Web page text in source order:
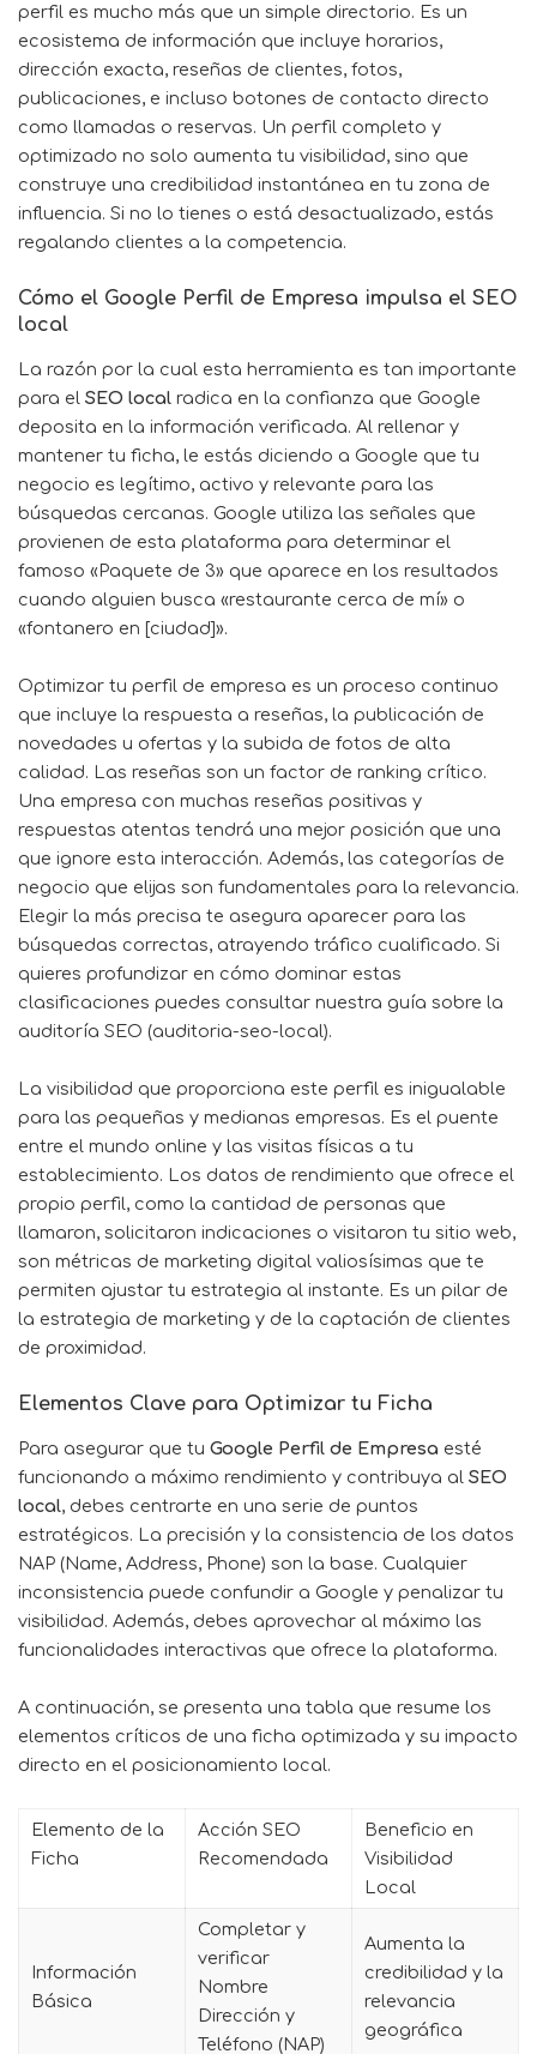
perfil es mucho más que un simple directorio. Es un
ecosistema de información que incluye horarios,
dirección exacta, reseñas de clientes, fotos,
publicaciones, e incluso botones de contacto directo
como llamadas o reservas. Un perfil completo y
optimizado no solo aumenta tu visibilidad, sino que
construye una credibilidad instantánea en tu zona de
influencia. Si no lo tienes o está desactualizado, estás
regalando clientes a la competencia.
Cómo el Google Perfil de Empresa impulsa el SEO
local
La razón por la cual esta herramienta es tan importante
para el SEO local radica en la confianza que Google
deposita en la información verificada. Al rellenar y
mantener tu ficha, le estás diciendo a Google que tu
negocio es legítimo, activo y relevante para las
búsquedas cercanas. Google utiliza las señales que
provienen de esta plataforma para determinar el
famoso «Paquete de 3» que aparece en los resultados
cuando alguien busca «restaurante cerca de mí» o
«fontanero en [ciudad]».
Optimizar tu perfil de empresa es un proceso continuo
que incluye la respuesta a reseñas, la publicación de
novedades u ofertas y la subida de fotos de alta
calidad. Las reseñas son un factor de ranking crítico.
Una empresa con muchas reseñas positivas y
respuestas atentas tendrá una mejor posición que una
que ignore esta interacción. Además, las categorías de
negocio que elijas son fundamentales para la relevancia.
Elegir la más precisa te asegura aparecer para las
búsquedas correctas, atrayendo tráfico cualificado. Si
quieres profundizar en cómo dominar estas
clasificaciones puedes consultar nuestra guía sobre la
auditoría SEO (auditoria-seo-local).
La visibilidad que proporciona este perfil es inigualable
para las pequeñas y medianas empresas. Es el puente
entre el mundo online y las visitas físicas a tu
establecimiento. Los datos de rendimiento que ofrece el
propio perfil, como la cantidad de personas que
llamaron, solicitaron indicaciones o visitaron tu sitio web,
son métricas de marketing digital valiosísimas que te
permiten ajustar tu estrategia al instante. Es un pilar de
la estrategia de marketing y de la captación de clientes
de proximidad.
Elementos Clave para Optimizar tu Ficha
Para asegurar que tu Google Perfil de Empresa esté
funcionando a máximo rendimiento y contribuya al SEO
local, debes centrarte en una serie de puntos
estratégicos. La precisión y la consistencia de los datos
NAP (Name, Address, Phone) son la base. Cualquier
inconsistencia puede confundir a Google y penalizar tu
visibilidad. Además, debes aprovechar al máximo las
funcionalidades interactivas que ofrece la plataforma.
A continuación, se presenta una tabla que resume los
elementos críticos de una ficha optimizada y su impacto
directo en el posicionamiento local.
Elemento de la
Ficha
Acción SEO
Recomendada
Beneficio en
Visibilidad
Local
Información
Básica
Completar y
verificar
Nombre
Dirección y
Teléfono (NAP)
Aumenta la
credibilidad y la
relevancia
geográfica